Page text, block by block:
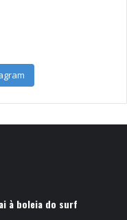
à boleia do surf